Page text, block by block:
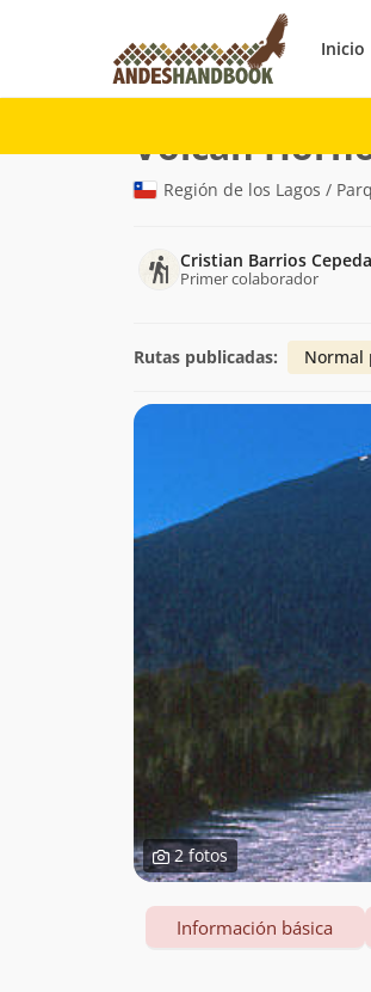
Inicio
Montaña
Volcán
Región de los Lagos /
Cristian Barrios Cepeda
Primer colaborador
Rutas publicadas: Normal
2 fotos
Información básica